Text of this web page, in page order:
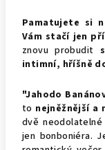
Pamatujete si
Vám stačí jen
znovu probudit
intimní, hříšně
"Jahodo
to nejněžnější a
dvě
jen bonboniéra.